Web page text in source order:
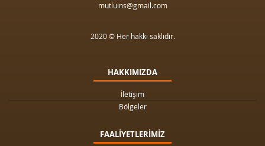
mutluins@gmail.com
2020 © Her hakkı saklıdır.
HAKKIMIZDA
İletişim
Bölgeler
FAALİYETLERİMİZ